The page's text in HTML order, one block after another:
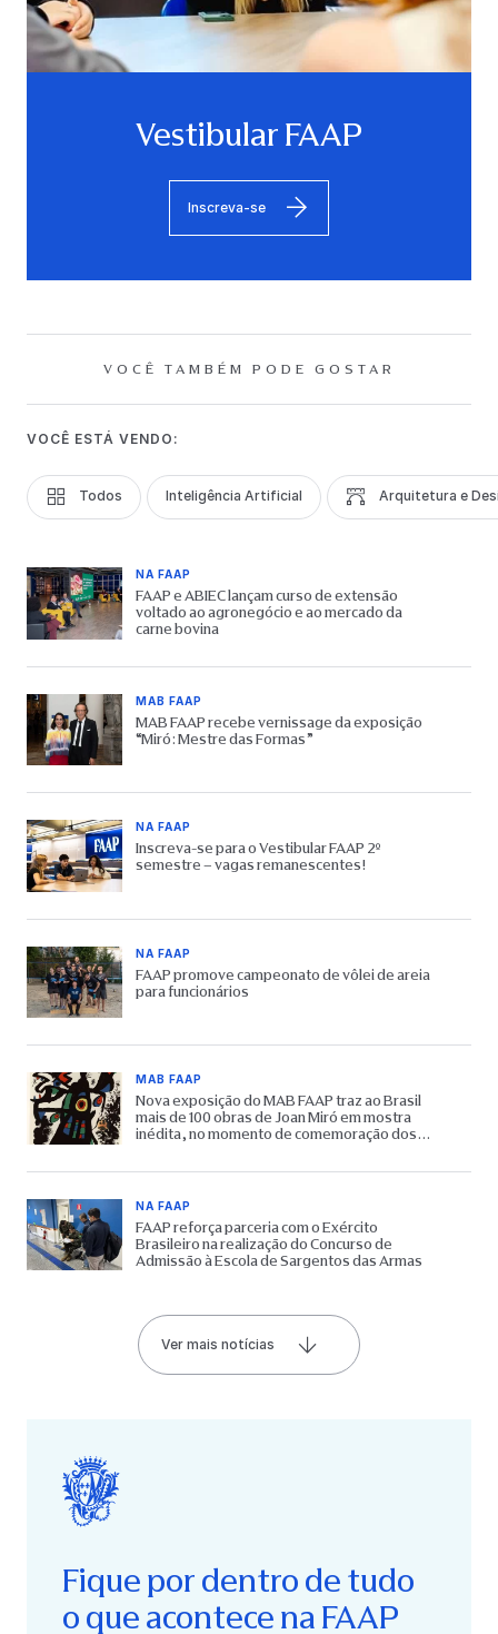
Vestibular FAAP
Inscreva-se
VOCÊ TAMBÉM PODE GOSTAR
VOCÊ ESTÁ VENDO:
Todos Inteligência Artificial Arquitetura e
NA FAAP
FAAP e ABIEC lançam curso de extensão
voltado ao agronegócio e ao mercado da
carne bovina
MAB FAAP
MAB FAAP recebe vernissage da exposição
“Miró: Mestre das Formas”
NA FAAP
Inscreva-se para o Vestibular FAAP 2º
semestre – vagas remanescentes!
NA FAAP
FAAP promove campeonato de vôlei de areia
para funcionários
MAB FAAP
Nova exposição do MAB FAAP traz ao Brasil
mais de 100 obras de Joan Miró em mostra
inédita, no momento de comemoração dos
NA FAAP
FAAP reforça parceria com o Exército
Brasileiro na realização do Concurso de
Admissão à Escola de Sargentos das Armas
Ver mais notícias
Fique por dentro de tudo
o que acontece na FAAP